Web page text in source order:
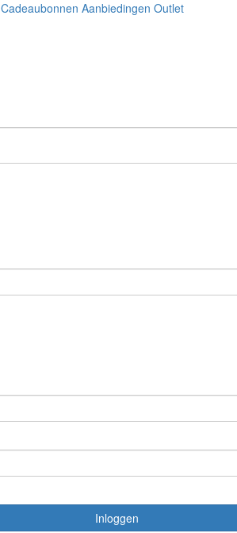
Cadeaubonnen Aanbiedingen Outlet
Inloggen